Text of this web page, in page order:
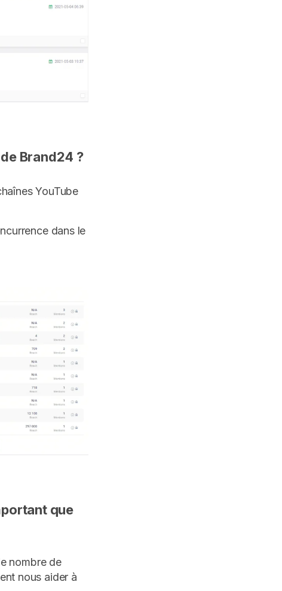
Brand24 ?
YouTube
dans le
que
nombre de
nous aider à